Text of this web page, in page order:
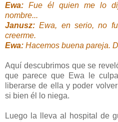
Ewa: Fue él quien me lo
nombre...
Janusz:Ewa, en serio, no
creerme.
Ewa: Hacemos buena pareja.
Aquí descubrimos que se
que parece que Ewa le
liberarse de ella y poder
si bien él lo niega.
Luego la lleva al hospital de